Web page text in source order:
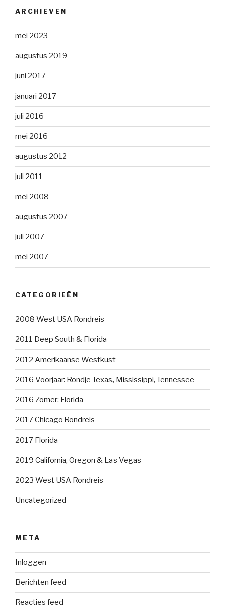
ARCHIEVEN
mei 2023
augustus 2019
juni 2017
januari 2017
juli 2016
mei 2016
augustus 2012
juli 2011
mei 2008
augustus 2007
juli 2007
mei 2007
CATEGORIEËN
2008 West USA Rondreis
2011 Deep South & Florida
2012 Amerikaanse Westkust
2016 Voorjaar: Rondje Texas, Mississippi, Tennessee
2016 Zomer: Florida
2017 Chicago Rondreis
2017 Florida
2019 California, Oregon & Las Vegas
2023 West USA Rondreis
Uncategorized
META
Inloggen
Berichten feed
Reacties feed